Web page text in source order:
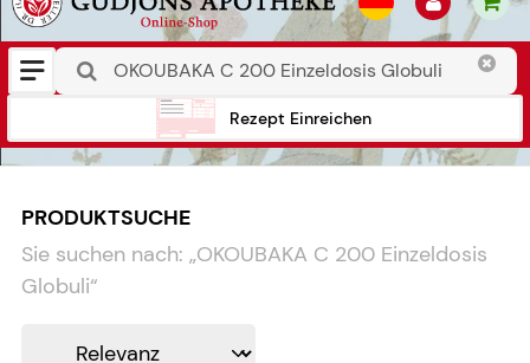
Rezept Einreichen
PRODUKTSUCHE
Sie suchen nach: „OKOUBAKA C 200 Einzeldosis
Globuli“